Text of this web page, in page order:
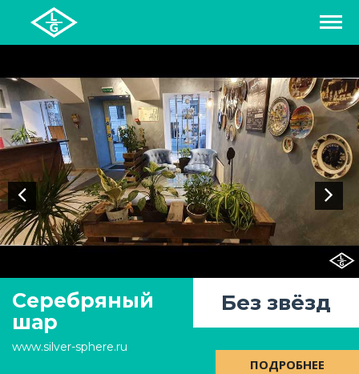
РЕГИОНЫ
О ПРОЕКТЕ
БЛОГ
FAQ
КОНТАКТЫ
Без звёзд
Серебряный
шар
www.silver-sphere.ru
ПОДРОБНЕЕ